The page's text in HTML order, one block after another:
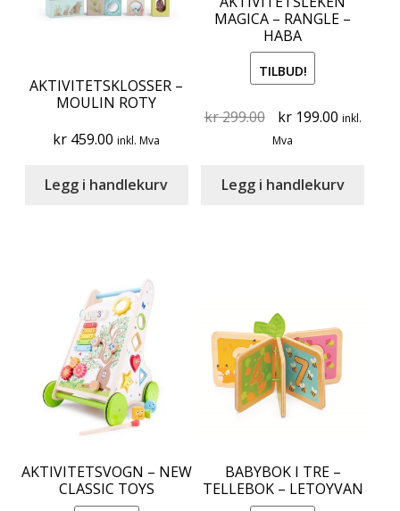
AKTIVITETSKLOSSER –
MOULIN ROTY
kr 459.00 inkl. Mva
Legg i handlekurv
MAGICA – RANGLE –
HABA
TILBUD!
kr299.00
Original
price
kr 299.00.
kr199.00Current
kr 199.00.
inkl.
Mva
Legg i handlekurv
AKTIVITETSVOGN – NEW
CLASSIC TOYS
BABYBOK I TRE –
TELLEBOK – LETOYVAN